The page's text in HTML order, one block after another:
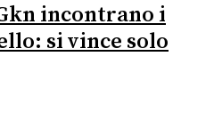
incontrano i
si vince solo